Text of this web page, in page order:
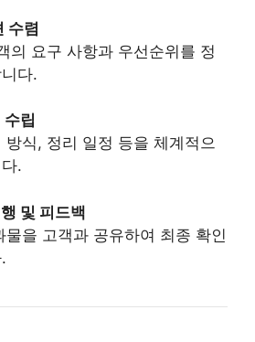
수렴
의 요구 사항과 우선순위를 정
다.
수립
방식, 정리 일정 등을 체계적으
.
및 피드백
물을 고객과 공유하여 최종 확인